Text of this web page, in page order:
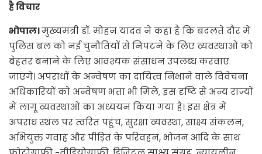
है विचार
भोपाल।मुख्यमंत्री डॉ. मोहन यादव ने कहा है कि बदलते दौर में
पुलिस बल को नई चुनौतियों से निपटने के लिए व्यवस्थाओं को
बेहतर बनाने के लिए आवश्यक संसाधन उपलब्ध करवाए
जाएंगे। अपराधों के अन्वेषण का दायित्व निभाने वाले विवेचना
अधिकारियों को अन्वेषण भत्ता भी मिले, इस दृष्टि से अन्य राज्यों
में लागू व्यवस्थाओं का अध्ययन किया गया है। इस क्षेत्र में
अपराध स्थल पर त्वरित पहुंच, सुरक्षा व्यवस्था, साक्ष्य संकलन,
अभियुक्त गवाह और पीड़ित के परिवहन, भोजन आदि के साथ